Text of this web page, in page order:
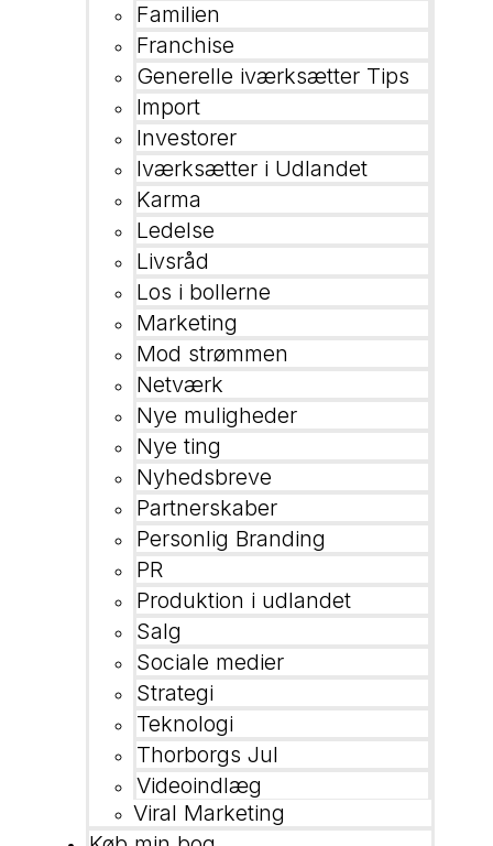
Familien
Franchise
Generelle iværksætter Tips
Import
Investorer
Iværksætter i Udlandet
Karma
Ledelse
Livsråd
Los i bollerne
Marketing
Mod strømmen
Netværk
Nye muligheder
Nye ting
Nyhedsbreve
Partnerskaber
Personlig Branding
PR
Produktion i udlandet
Salg
Sociale medier
Strategi
Teknologi
Thorborgs Jul
Videoindlæg
Viral Marketing